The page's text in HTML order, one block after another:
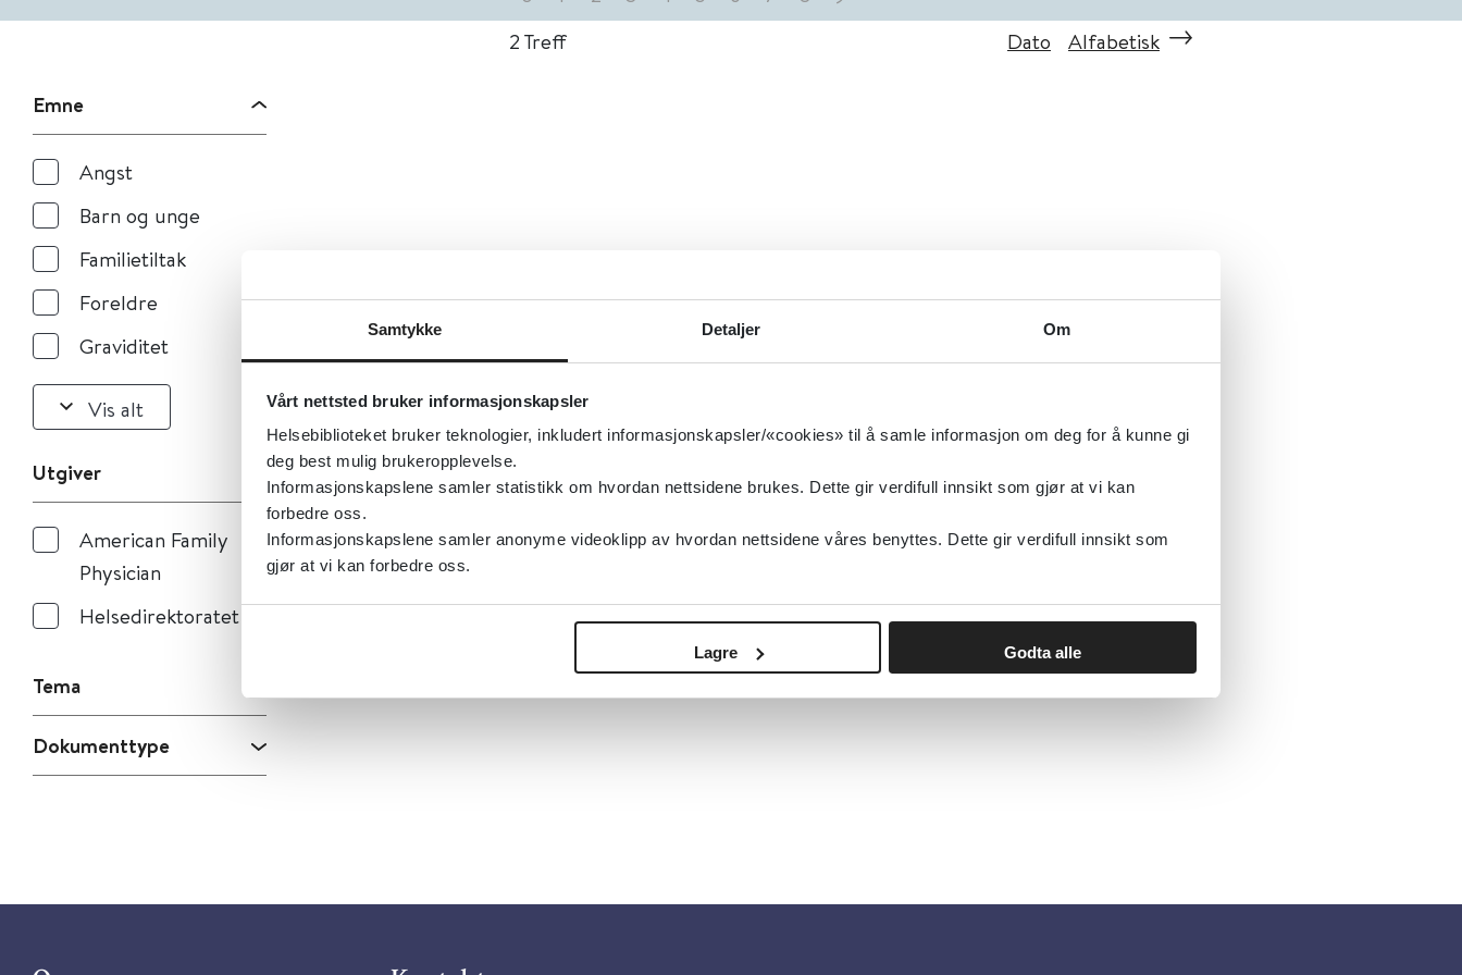
Samtykke Detaljer Om
Vårt nettsted bruker informasjonskapsler
Helsebiblioteket bruker teknologier, inkludert informasjonskapsler/«cookies» til å samle informasjon om deg for å kunne gi
deg best mulig brukeropplevelse.
Informasjonskapslene samler statistikk om hvordan nettsidene brukes. Dette gir verdifull innsikt som gjør at vi kan
forbedre oss.
Informasjonskapslene samler anonyme videoklipp av hvordan nettsidene våres benyttes. Dette gir verdifull innsikt som
gjør at vi kan forbedre oss.
Lagre Godta alle
Emne
Angst
Barn og unge
Familietiltak
Foreldre
Graviditet
Vis alt
Utgiver
American Family
Physician
Helsedirektoratet
Tema
Dokumenttype
2 Treff Dato Alfabetisk